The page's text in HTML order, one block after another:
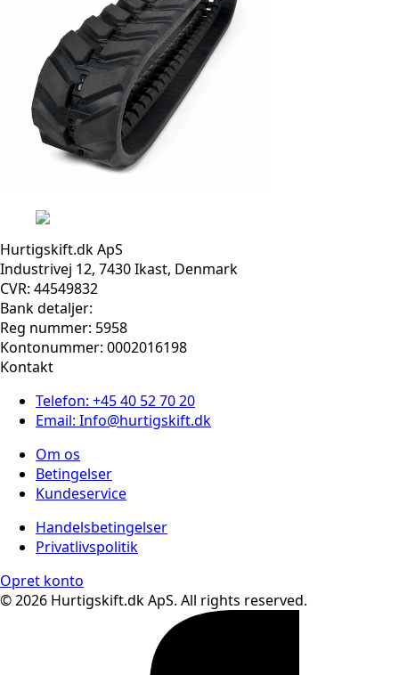
Hurtigskift.dk ApS
Industrivej 12, 7430 Ikast, Denmark
CVR: 44549832
Bank detaljer:
Reg nummer: 5958
Kontonummer: 0002016198
Kontakt
Telefon: +45 40 52 70 20
Email: Info@hurtigskift.dk
Om os
Betingelser
Kundeservice
Handelsbetingelser
Privatlivspolitik
Opret konto
© 2026 Hurtigskift.dk ApS. All rights reserved.